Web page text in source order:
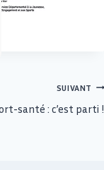
SUIVANT
santé : c’est parti !